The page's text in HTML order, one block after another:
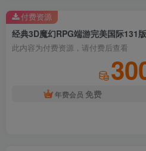
此内容为付费资源，请付费后查看
年费会员 免费
付费资源